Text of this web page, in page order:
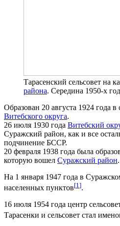
Тарасенский сельсовет на
района. Середина 1950-х
Образован 20 августа 1924 года в
Витебского округа.
26 июля 1930 года Витебский
Суражский район, как и все
подчинение БССР.
20 февраля 1938 года была
которую вошел Суражский район.
На 1 января 1947 года в
населенных пунктов[1 ].
16 июля 1954 года центр
Тарасенки и сельсовет стал